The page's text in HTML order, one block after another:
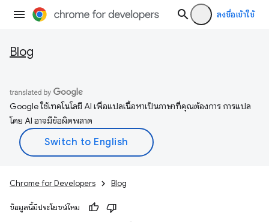
ลงชื่อเข้าใช้
Blog
Google ใช้เทคโนโลยี AI เพื่อแปลเนื้อหาเป็นภาษาที่คุณต้องการ การแปล
โดย AI อาจมีข้อผิดพลาด
Chrome for Developers Blog
ข้อมูลนี้มีประโยชน์ไหม